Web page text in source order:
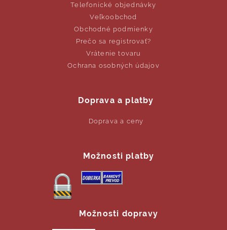
Telefonické objednávky
Veľkoobchod
Obchodné podmienky
Prečo sa registrovať?
Vrátenie tovaru
Ochrana osobných údajov
Doprava a platby
Doprava a ceny
Možnosti platby
Možnosti dopravy